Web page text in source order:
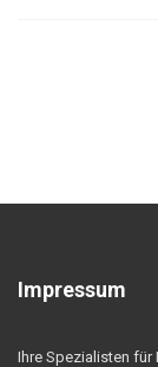
Impressum
Ihre Spezialisten für